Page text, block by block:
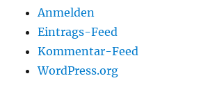
Anmelden
Eintrags-Feed
Kommentar-Feed
WordPress.org